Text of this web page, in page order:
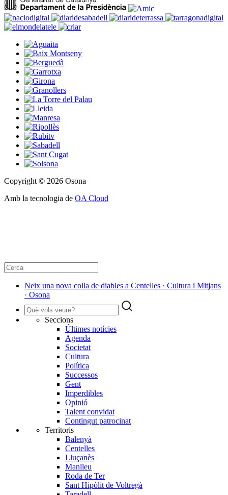
Copyright © 2026 Osona
Amb la tecnologia de OA Cloud
Neix una nova colla de diables a Centelles · Cultura i Mitjans
· Osona
Seccions
Últimes notícies
Agenda
Societat
Cultura
Política
Successos
Gent
Imperdibles
Opinió
Talent convidat
Contingut patrocinat
Territoris
Balenyà
Centelles
Lluçanès
Manlleu
Roda de Ter
Sant Hipòlit de Voltregà